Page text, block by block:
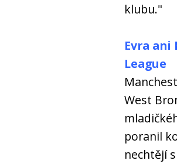
klubu."
Evra
League
West
poranil
nechtějí